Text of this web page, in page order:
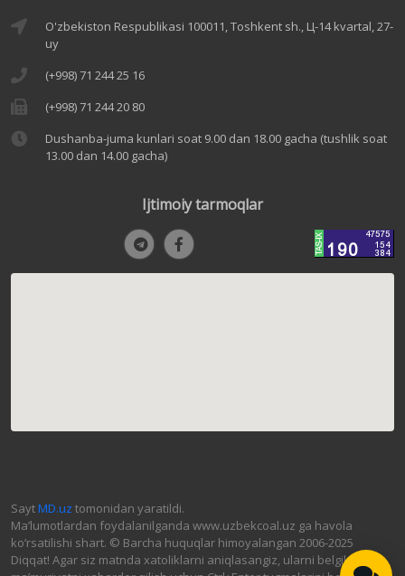
O'zbekiston Respublikasi 100011, Toshkent sh., Ц-14 kvartal, 27-
uy
(+998) 71 244 25 16
(+998) 71 244 20 80
Dushanba-juma kunlari soat 9.00 dan 18.00 gacha (tushlik soat
13.00 dan 14.00 gacha)
Ijtimoiy tarmoqlar
SaytMD.uz tomonidan yaratildi.
Ma’lumotlardan foydalanilganda www.uzbekcoal.uz ga havola
ko‘rsatilishi shart. © Barcha huquqlar himoyalangan 2006-2025
Diqqat! Agar siz matnda xatoliklarni aniqlasangiz, ularni belgilab,